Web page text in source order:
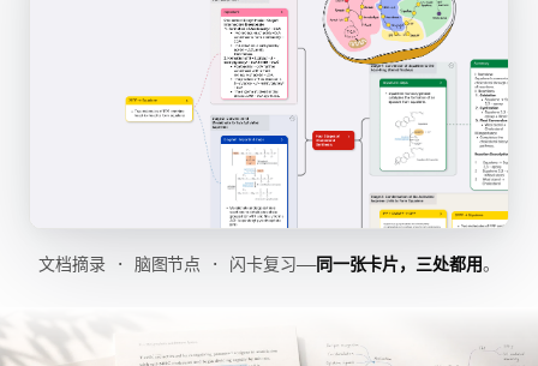
文档摘录 · 脑图节点 · 闪卡复习——同一张卡片，三处都用。